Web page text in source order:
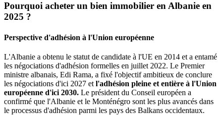
Pourquoi acheter un bien immobilier en Albanie en
2025 ?
Perspective d'adhésion à l'Union européenne
L'Albanie a obtenu le statut de candidate à l'UE en 2014 et a entamé
les négociations d'adhésion formelles en juillet 2022. Le Premier
ministre albanais, Edi Rama, a fixé l'objectif ambitieux de conclure
les négociations d'ici 2027 et l'adhésion pleine et entière à l'Union
européenne d'ici 2030. Le président du Conseil européen a
confirmé que l'Albanie et le Monténégro sont les plus avancés dans
le processus d'adhésion parmi les pays des Balkans occidentaux.